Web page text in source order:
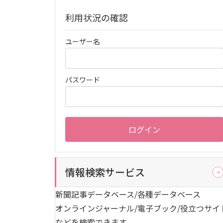
利用状況の確認
ユーザー名
パスワード
ログイン
情報検索サービス
新聞記事データベース/各種データベース
オンラインジャーナル/電子ブック/役立つサイ